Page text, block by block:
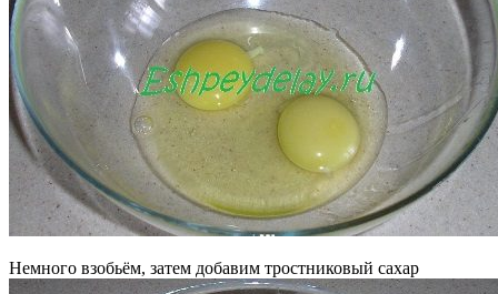
Немного взобьём, затем добавим тростниковый сахар